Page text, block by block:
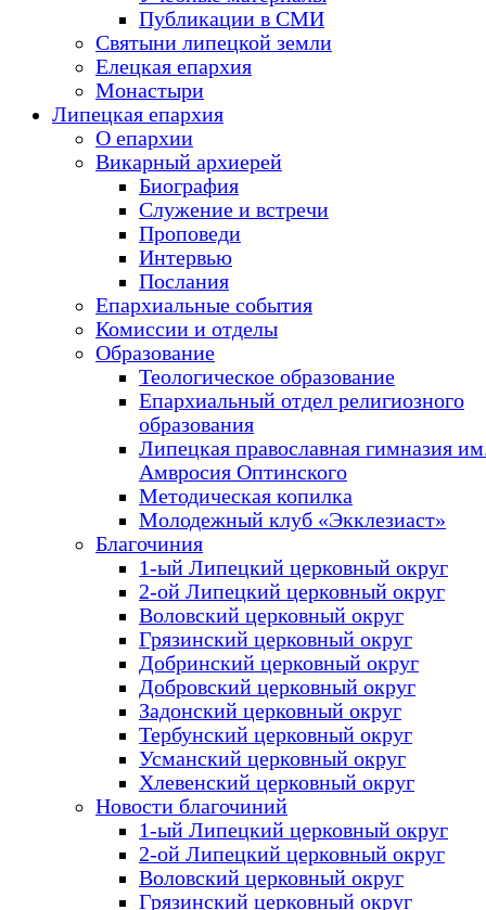
Публикации в СМИ
Святыни липецкой земли
Елецкая епархия
Монастыри
Липецкая епархия
О епархии
Викарный архиерей
Биография
Служение и встречи
Проповеди
Интервью
Послания
Епархиальные события
Комиссии и отделы
Образование
Теологическое образование
Епархиальный отдел религиозного
образования
Липецкая православная гимназия
Амвросия Оптинского
Методическая копилка
Молодежный клуб «Экклезиаст»
Благочиния
1-ый Липецкий церковный округ
2-ой Липецкий церковный округ
Воловский церковный округ
Грязинский церковный округ
Добринский церковный округ
Добровский церковный округ
Задонский церковный округ
Тербунский церковный округ
Усманский церковный округ
Хлевенский церковный округ
Новости благочиний
1-ый Липецкий церковный округ
2-ой Липецкий церковный округ
Воловский церковный округ
Грязинский церковный округ